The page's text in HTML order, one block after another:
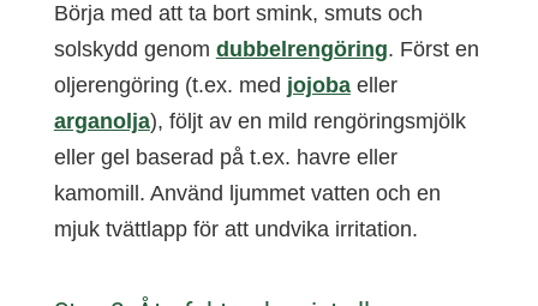
Börja med att ta bort smink, smuts och
solskydd genom dubbelrengöring. Först en
oljerengöring (t.ex. med jojobaeller
arganolja), följt av en mild rengöringsmjölk
eller gel baserad på t.ex. havre eller
kamomill. Använd ljummet vatten och en
mjuk tvättlapp för att undvika irritation.